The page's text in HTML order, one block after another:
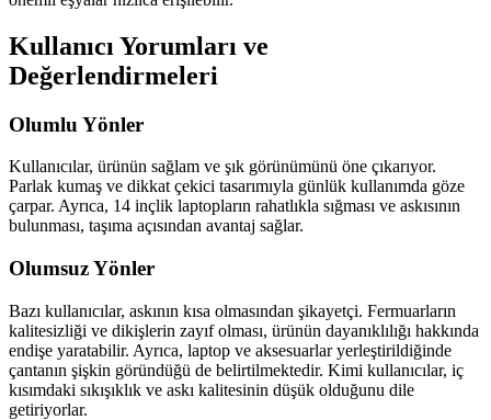
Kullanıcı Yorumları ve
Değerlendirmeleri
Olumlu Yönler
Kullanıcılar, ürünün sağlam ve şık görünümünü öne çıkarıyor.
Parlak kumaş ve dikkat çekici tasarımıyla günlük kullanımda göze
çarpar. Ayrıca, 14 inçlik laptopların rahatlıkla sığması ve askısının
bulunması, taşıma açısından avantaj sağlar.
Olumsuz Yönler
Bazı kullanıcılar, askının kısa olmasından şikayetçi. Fermuarların
kalitesizliği ve dikişlerin zayıf olması, ürünün dayanıklılığı hakkında
endişe yaratabilir. Ayrıca, laptop ve aksesuarlar yerleştirildiğinde
çantanın şişkin göründüğü de belirtilmektedir. Kimi kullanıcılar, iç
kısımdaki sıkışıklık ve askı kalitesinin düşük olduğunu dile
getiriyorlar.